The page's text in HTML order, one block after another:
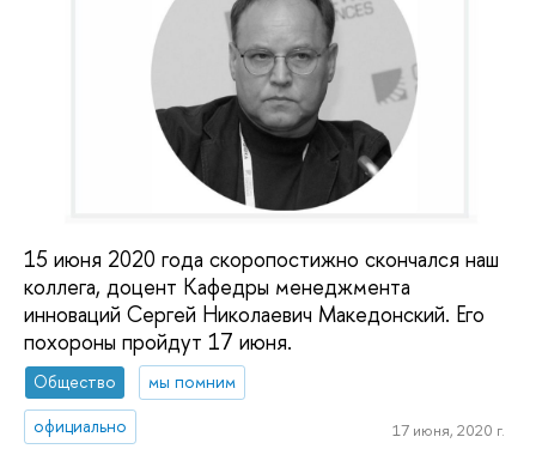
15 июня 2020 года скоропостижно скончался наш
коллега, доцент Кафедры менеджмента
инноваций Сергей Николаевич Македонский. Его
похороны пройдут 17 июня.
Общество
мы помним
официально
17 июня, 2020 г.